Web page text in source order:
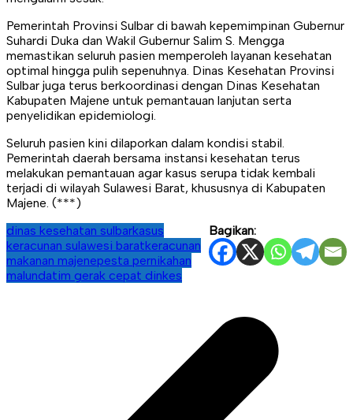
Pemerintah Provinsi Sulbar di bawah kepemimpinan Gubernur
Suhardi Duka dan Wakil Gubernur Salim S. Mengga
memastikan seluruh pasien memperoleh layanan kesehatan
optimal hingga pulih sepenuhnya. Dinas Kesehatan Provinsi
Sulbar juga terus berkoordinasi dengan Dinas Kesehatan
Kabupaten Majene untuk pemantauan lanjutan serta
penyelidikan epidemiologi.
Seluruh pasien kini dilaporkan dalam kondisi stabil.
Pemerintah daerah bersama instansi kesehatan terus
melakukan pemantauan agar kasus serupa tidak kembali
terjadi di wilayah Sulawesi Barat, khususnya di Kabupaten
Majene. (***)
Bagikan:
dinas kesehatan sulbarkasus
keracunan sulawesi baratkeracunan
makanan majenepesta pernikahan
malundatim gerak cepat dinkes